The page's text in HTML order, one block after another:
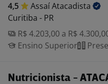
4,5 AssaíAtacadista
Curitiba - PR
R$ 4.203,00 a R$
Ensino Superior
Nutricionista -